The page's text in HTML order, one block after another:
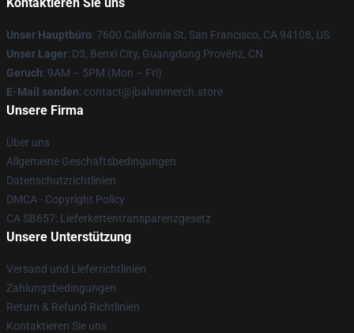
Unser Hauptbüro: 7600 California St, San Francisco, CA 94108, US
Unser Lager: D3, Benxi City, Guangdong Provënz, CN
Geruch: 9AM – 5PM (Mon – Fri)
E-Mail senden: contact@jbalvinmerch.store
Unsere Firma
Über uns
Allgemeine Geschäftsbedingungen
Datenschutzrichtlinien
DMCA - Copyright Policy
CA SB657: Lieferkettentransparenzgesetz
Unsere Unterstützung
Versand und Lieferrichtlinien
Zahlungsbedingungen
Return & Refund Richtlinien
Kontaktieren Sie uns